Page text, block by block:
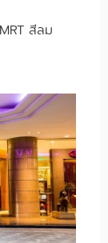
สีลม